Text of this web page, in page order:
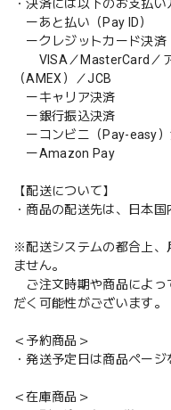
・決済には以下のお支払
ーあと払い（Pay ID）
ークレジットカード決済
VISA／MasterCard／ア
（AMEX）／JCB
ーキャリア決済
ー銀行振込決済
ーコンビニ（Pay-easy
ーAmazon Pay
【配送について】
・商品の配送先は、日本
※配送システムの都合上、
ません。
ご注文時期や商品によっ
だく可能性がございます。
＜予約商品＞
・発送予定日は商品ページ
＜在庫商品＞